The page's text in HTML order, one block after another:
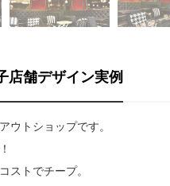
店舗デザイン実例
ウトショップです。
ストでチープ。